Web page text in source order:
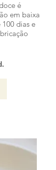
é
em baixa
dias e